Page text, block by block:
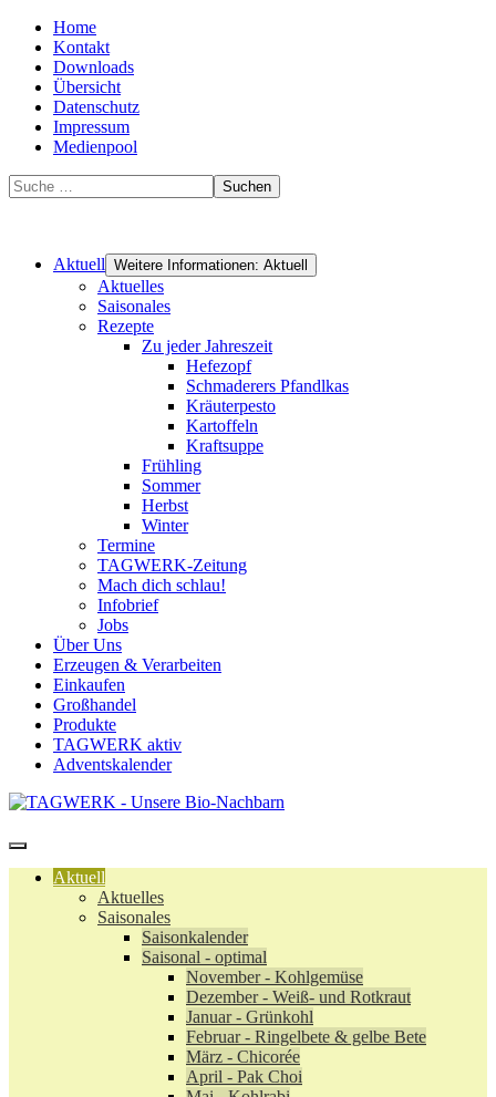
Home
Kontakt
Downloads
Übersicht
Datenschutz
Impressum
Medienpool
Suchen
Aktuell Weitere Informationen: Aktuell
Aktuelles
Saisonales
Rezepte
Zu jeder Jahreszeit
Hefezopf
Schmaderers Pfandlkas
Kräuterpesto
Kartoffeln
Kraftsuppe
Frühling
Sommer
Herbst
Winter
Termine
TAGWERK-Zeitung
Mach dich schlau!
Infobrief
Jobs
Über Uns
Erzeugen & Verarbeiten
Einkaufen
Großhandel
Produkte
TAGWERK aktiv
Adventskalender
Aktuell
Aktuelles
Saisonales
Saisonkalender
Saisonal - optimal
November - Kohlgemüse
Dezember - Weiß- und Rotkraut
Januar - Grünkohl
Februar - Ringelbete & gelbe Bete
März - Chicorée
April - Pak Choi